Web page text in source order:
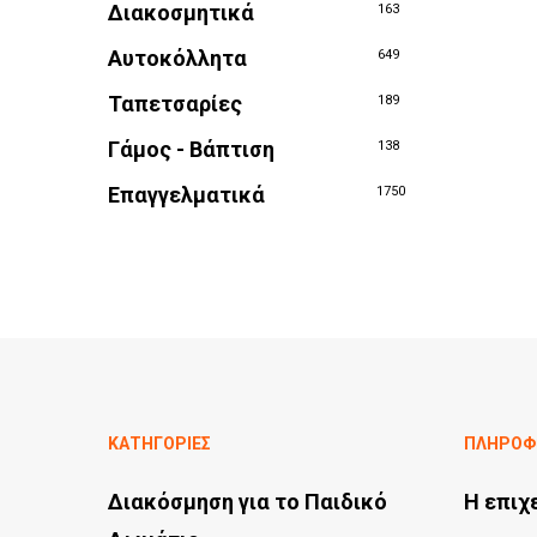
Διακοσμητικά 163
Αυτοκόλλητα 649
Ταπετσαρίες 189
Γάμος - Βάπτιση 138
Επαγγελματικά 1750
ΚΑΤΗΓΟΡΙΕΣ
Διακόσμηση για το Παιδικό
Η